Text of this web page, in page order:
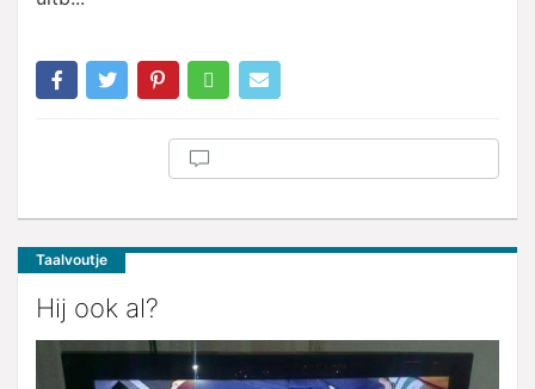
Taalvoutje
Hij ook al?